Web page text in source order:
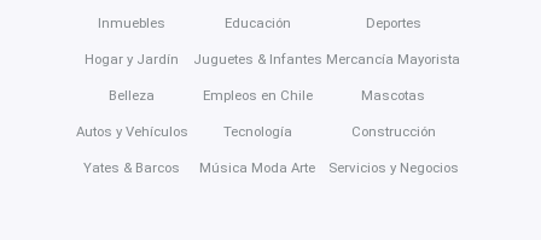
Inmuebles
Hogar y Jardín
Belleza
Autos y Vehículos
Yates & Barcos
Educación
Juguetes & Infantes
Empleos en Chile
Tecnología
Música Moda Arte
Deportes
Mercancía Mayorista
Mascotas
Construcción
Servicios y Negocios